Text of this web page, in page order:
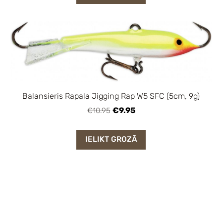
Balansieris Rapala Jigging Rap W5 SFC (5cm, 9g)
€10.95 €9.95
IELIKT GROZĀ